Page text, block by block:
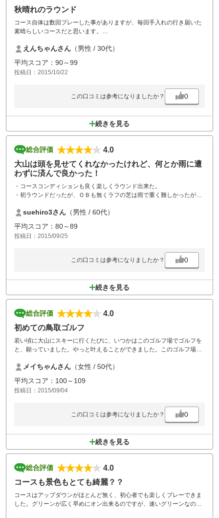
秋晴れのラウンド
コース自体は数回プレーした事がありますが、毎回手入れの行き届いた
素晴らしいコースだと思います。
えんちゃんさん （男性 / 30代）
平均スコア：90～99
投稿日：2015/10/22
この口コミは参考になりましたか？ 0
続きを見る
総合評価
4.0
大山は頭を見せてくれなかったけれど、何とか雨に遭
わずに済んで良かった！
・コースコンディションも良く楽しくラウンド出来た。
・初ラウンドだったが、ＯＢも無くラフの芝は雨で重く難しかったが楽
61歳を過ぎゴルフを始めて半年の女房もIN→OUT:58+54のスコアで満
足！女房はテニスは上級ですが。
suehiro3さん （男性 / 60代）
平均スコア：80～89
投稿日：2015/09/25
この口コミは参考になりましたか？ 0
続きを見る
総合評価
4.0
初めての鳥取ゴルフ
若い頃に大山にスキーに行くたびに、いつかはこのゴルフ場でゴルフを
と、願っていました。やっと叶えることができました。このゴルフ場と
う一か所ととったのが、アークカントリーです。あまり期待してなかっ
たのですが、宿泊も含め大変よかったです。とてもいい思い出になりま
した。
メイちゃんさん （女性 / 50代）
平均スコア：100～109
投稿日：2015/09/04
この口コミは参考になりましたか？ 0
続きを見る
総合評価
4.0
コースも景色もとても綺麗？？
コースはアップダウンがほとんど無く、初心者でも楽しくプレーできま
した。グリーンが広く早めにオン出来るのですが、速いグリーンなの